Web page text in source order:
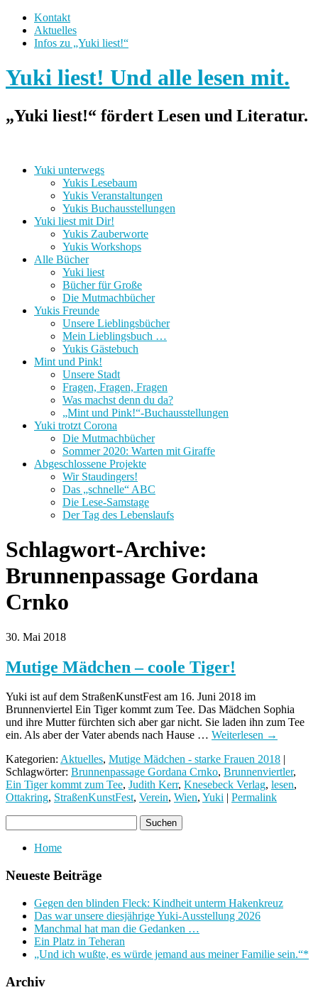
Kontakt
Aktuelles
Infos zu „Yuki liest!“
Yuki liest! Und alle lesen mit.
„Yuki liest!“ fördert Lesen und Literatur.
Yuki unterwegs
Yukis Lesebaum
Yukis Veranstaltungen
Yukis Buchausstellungen
Yuki liest mit Dir!
Yukis Zauberworte
Yukis Workshops
Alle Bücher
Yuki liest
Bücher für Große
Die Mutmachbücher
Yukis Freunde
Unsere Lieblingsbücher
Mein Lieblingsbuch …
Yukis Gästebuch
Mint und Pink!
Unsere Stadt
Fragen, Fragen, Fragen
Was machst denn du da?
„Mint und Pink!“-Buchausstellungen
Yuki trotzt Corona
Die Mutmachbücher
Sommer 2020: Warten mit Giraffe
Abgeschlossene Projekte
Wir Staudingers!
Das „schnelle“ ABC
Die Lese-Samstage
Der Tag des Lebenslaufs
Schlagwort-Archive:
Brunnenpassage Gordana
Crnko
30. Mai 2018
Mutige Mädchen – coole Tiger!
Yuki ist auf dem StraßenKunstFest am 16. Juni 2018 im
Brunnenviertel Ein Tiger kommt zum Tee. Das Mädchen Sophia
und ihre Mutter fürchten sich aber gar nicht. Sie laden ihn zum Tee
ein. Als aber der Vater abends nach Hause … Weiterlesen →
Kategorien: Aktuelles, Mutige Mädchen - starke Frauen 2018
Schlagwörter: Brunnenpassage Gordana Crnko, Brunnenviertler,
Ein Tiger kommt zum Tee, Judith Kerr, Knesebeck Verlag, lesen,
Ottakring, StraßenKunstFest, Verein, Wien, Yuki Permalink
Home
Neueste Beiträge
Gegen den blinden Fleck: Kindheit unterm Hakenkreuz
Das war unsere diesjährige Yuki-Ausstellung 2026
Manchmal hat man die Gedanken …
Ein Platz in Teheran
„Und ich wußte, es würde jemand aus meiner Familie sein.“*
Archiv